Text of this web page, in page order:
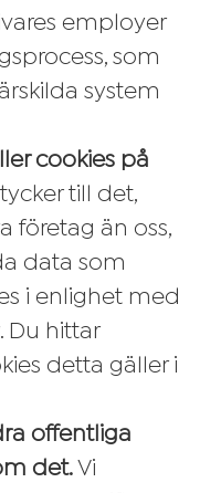
employer
som
system
cookies på
till det,
företag än oss,
data som
i enlighet med
Du hittar
detta gäller i
offentliga
det. Vi